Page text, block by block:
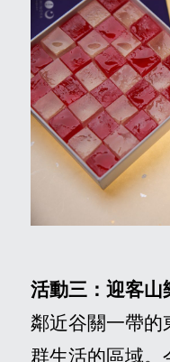
活動三：迎客山
鄰近谷關一帶的
群生活的區域。